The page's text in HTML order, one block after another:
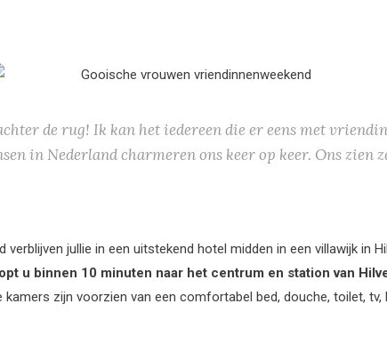
de rug! Ik kan het iedereen die er eens met
in Nederland charmeren ons keer op keer. Ons zien
jullie in een uitstekend hotel midden in een villawijk in
u binnen 10 minuten naar het centrum en station van
kamers zijn voorzien van een comfortabel bed, douche, toilet,